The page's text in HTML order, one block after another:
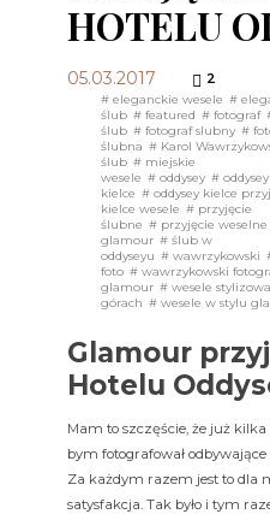
HOTELU
05.03.2017 2
# eleganckie wesele #
ślub # featured # fotograf
ślub # fotograf slubny #
ślubna # Karol
ślub # miejskie
wesele # oddysey # oddysey
kielce # oddysey kielce
kielce wesele # przyjęcie
ślubne # przyjęcie weselne
glamour # ślub w
oddyseyu # wawrzykowski
foto # wawrzykowski
glamour # wesele
górach # wesele w stylu
Glamour
Hotelu
Mam to szczęście, że już
bym fotografował
Za każdym razem jest to dla
satysfakcja. Tak było i tym